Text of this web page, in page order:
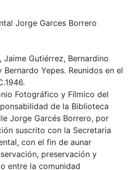
Jorge Garces Borrero
Jaime Gutiérrez, Bernardino
Yepes. Reunidos en el
Fotográfico y Fílmico del
de la Biblioteca
Jorge Garcés Borrero, por
suscrito con la Secretaria
con el fin de aunar
preservación y
entre la comunidad